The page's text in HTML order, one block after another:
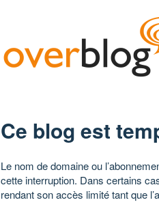
Ce blog est
Le nom de domaine ou
cette interruption. Dans certains
rendant son accès limité tant que